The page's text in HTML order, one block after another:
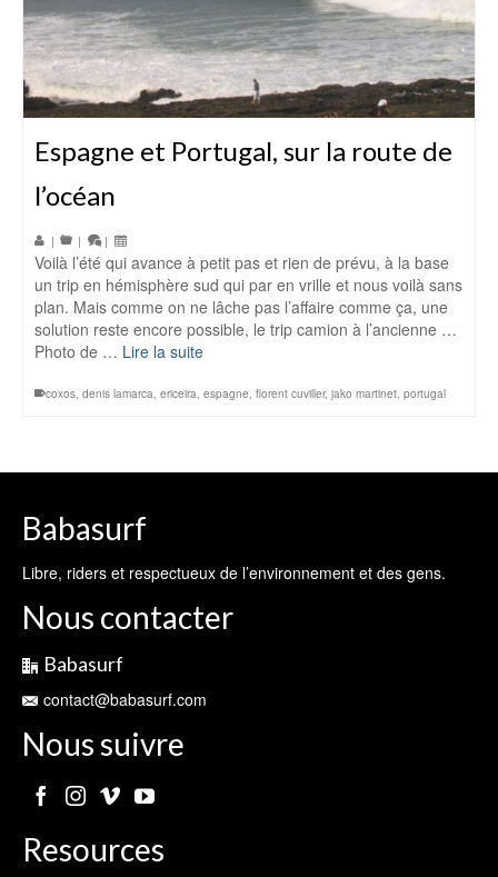
Espagne et Portugal, sur la route de
l’océan
| | |
Voilà l’été qui avance à petit pas et rien de prévu, à la base
un trip en hémisphère sud qui par en vrille et nous voilà sans
plan. Mais comme on ne lâche pas l’affaire comme ça, une
solution reste encore possible, le trip camion à l’ancienne …
Photo de … Lire la suite
coxos, denis lamarca, ericeira, espagne, florent cuviller, jako martinet, portugal
Babasurf
Libre, riders et respectueux de l’environnement et des gens.
Nous contacter
Babasurf
contact@babasurf.com
Nous suivre
Resources